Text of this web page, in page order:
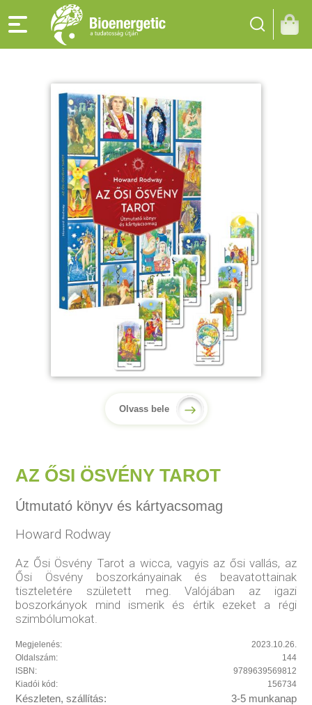
Olvass bele
AZ ŐSI ÖSVÉNY TAROT
Útmutató könyv és kártyacsomag
Howard Rodway
Az Ősi Ösvény Tarot a wicca, vagyis az ősi vallás, az
Ősi Ösvény boszorkányainak és beavatottainak
tiszteletére született meg. Valójában az igazi
boszorkányok mind ismerik és értik ezeket a régi
szimbólumokat.
Megjelenés:
2023.10.26.
Oldalszám:
144
ISBN:
9789639569812
Kiadói kód:
156734
Készleten, szállítás: 3-5 munkanap